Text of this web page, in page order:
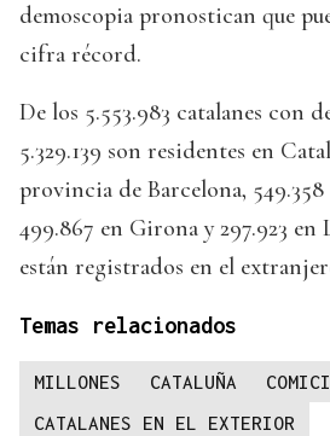
demoscopia pronostican que
cifra récord.
De los 5.553.983 catalanes con
5.329.139 son residentes en
provincia de Barcelona,
499.867 en Girona y 297.923 en
están registrados en el
Temas relacionados
MILLONES CATALUÑA
CATALANES EN EL EXTERIOR